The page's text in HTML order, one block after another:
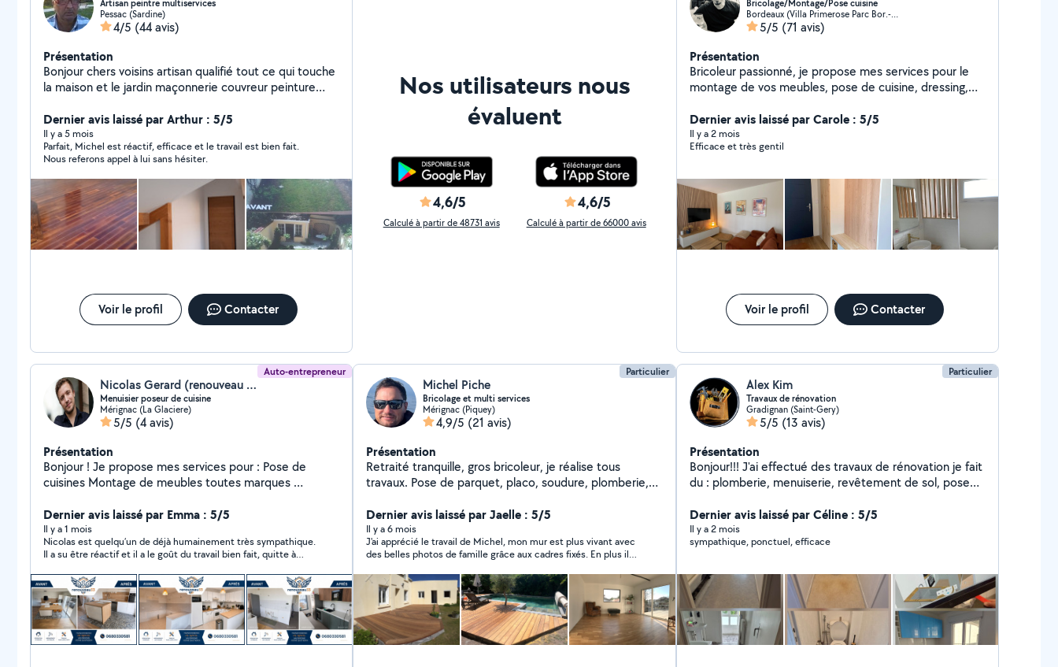
Artisan peintre multiservices
Pessac (Sardine)
4/5 (44 avis)
Présentation
Bonjour chers voisins artisan qualifié tout ce qui touche
la maison et le jardin maçonnerie couvreur peinture
gravats et déchets et autres
Dernier avis laissé par Arthur : 5/5
Il y a 5 mois
Parfait, Michel est réactif, efficace et le travail est bien fait.
Nous referons appel à lui sans hésiter.
Voir le profil Contacter
Nos utilisateurs nous
évaluent
4,6/5
Calculé à partir de 48731 avis
4,6/5
Calculé à partir de 66000 avis
Bricolage/Montage/Pose cuisine
Bordeaux (Villa Primerose Parc Bor.-Cauderan 5)
5/5 (71 avis)
Présentation
Bricoleur passionné, je propose mes services pour le
montage de vos meubles, pose de cuisine, dressing,
Récemment diplômé en construction bois, j'étudie vos
projets d'abri de jardin, dépendance, terrasse, clôture
Dernier avis laissé par Carole : 5/5
Il y a 2 mois
Efficace et très gentil
Voir le profil Contacter
Auto-entrepreneur
Nicolas Gerard (renouveau 33)
Menuisier poseur de cuisine
Mérignac (La Glaciere)
5/5 (4 avis)
Présentation
Bonjour ! Je propose mes services pour : Pose de
cuisines Montage de meubles toutes marques ️
attentif aux finitions, je réalise un travail propre et
fiable. Fixations murales, ajustements, remplacement
d'équipements, montage IKEA, aménagement intérieur
je m'adapte à vos besoins. Réactif Ponctuel Travail
soigné Conseils honnêtes et devis clair Que ce soit
pour un simple meuble ou un projet plus complet, je
serai ravi de vous aider
Dernier avis laissé par Emma : 5/5
Il y a 1 mois
Nicolas est quelqu’un de déjà humainement très sympathique.
Il a su être réactif et il a le goût du travail bien fait, quitte à
chouette de travailler avec lui, je referai appel à lui sans aucune
hésitation !!! Merci encore pour tout !
Particulier
Michel Piche
Bricolage et multi services
Mérignac (Piquey)
4,9/5 (21 avis)
Présentation
Retraité tranquille, gros bricoleur, je réalise tous
travaux. Pose de parquet, placo, soudure, plomberie,
Spécialiste des terrasses en bois. Si vous m'envoyez
une demande et que vous recevez une déclinaison de
ma part, c'est probablement que votre périmètre est
trop éloigné de mes préférences sur le site et je ne
peux donc vous répondre y compris par message.
Dernier avis laissé par Jaelle : 5/5
Il y a 6 mois
J'ai apprécié le travail de Michel, mon mur est plus vivant avec
des belles photos de famille grâce aux cadres fixés. En plus il
Particulier
Alex Kim
Travaux de rénovation
Gradignan (Saint-Gery)
5/5 (13 avis)
Présentation
Bonjour!!! J'ai effectué des travaux de rénovation je fait
du : plomberie, menuiserie, revêtement de sol, pose
peinture, électricité domestique, montage de
meubles, installation de cuisines...
Dernier avis laissé par Céline : 5/5
Il y a 2 mois
sympathique, ponctuel, efficace